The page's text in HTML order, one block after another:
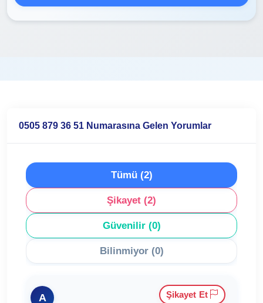
0505 879 36 51 Numarasına Gelen Yorumlar
Tümü (2)
Şikayet (2)
Güvenilir (0)
Bilinmiyor (0)
A Şikayet Et